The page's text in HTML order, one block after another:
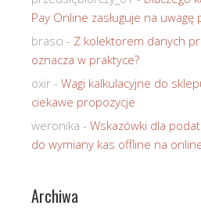
Pay Online zasługuje na uwagę
brasci - Z kolektorem danych
oznacza w praktyce?
oxir - Wagi kalkulacyjne do
ciekawe propozycje
weronika - Wskazówki dla
do wymiany kas offline na
Archiwa